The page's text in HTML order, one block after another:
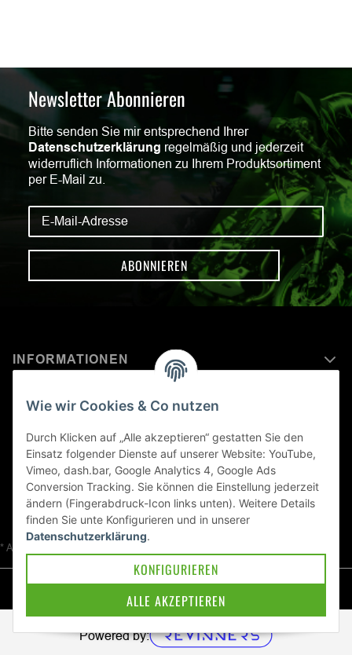
Newsletter Abonnieren
Bitte senden Sie mir entsprechend Ihrer
Datenschutzerklärung regelmäßig und jederzeit
widerruflich Informationen zu Ihrem Produktsortiment
per E-Mail zu.
ABONNIEREN
INFORMATIONEN
MEHR ERFAHREN ÜBER
KAWASAKI WELT
Blog
* Alle Preise inkl. gesetzlicher USt., zzgl.
Powered by:
Wie wir Cookies & Co nutzen
Durch Klicken auf „Alle akzeptieren“ gestatten Sie den
Einsatz folgender Dienste auf unserer Website: YouTube,
Vimeo, dash.bar, Google Analytics 4, Google Ads
Conversion Tracking. Sie können die Einstellung jederzeit
ändern (Fingerabdruck-Icon links unten). Weitere Details
finden Sie unte Konfigurieren und in unserer
Datenschutzerklärung.
ALLE AKZEPTIEREN
KONFIGURIEREN